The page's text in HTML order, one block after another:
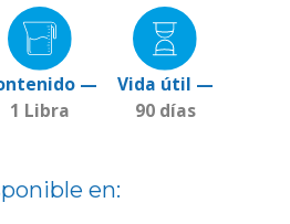
—
1 Libra
Vida útil —
90 días
en: